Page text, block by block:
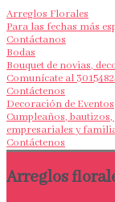
Arreglos Florales
Para las fechas más
Contáctanos
Bodas
Bouquet de novias,
Comunícate al
Contáctenos
Decoración de Eventos
Cumpleaños,
empresariales y
Contáctenos
Arreglos